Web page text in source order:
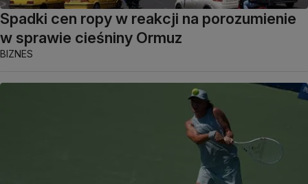
Spadki cen ropy w reakcji na porozumienie
w sprawie cieśniny Ormuz
BIZNES